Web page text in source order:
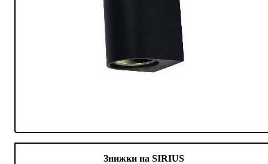
Знижки на SIRIUS